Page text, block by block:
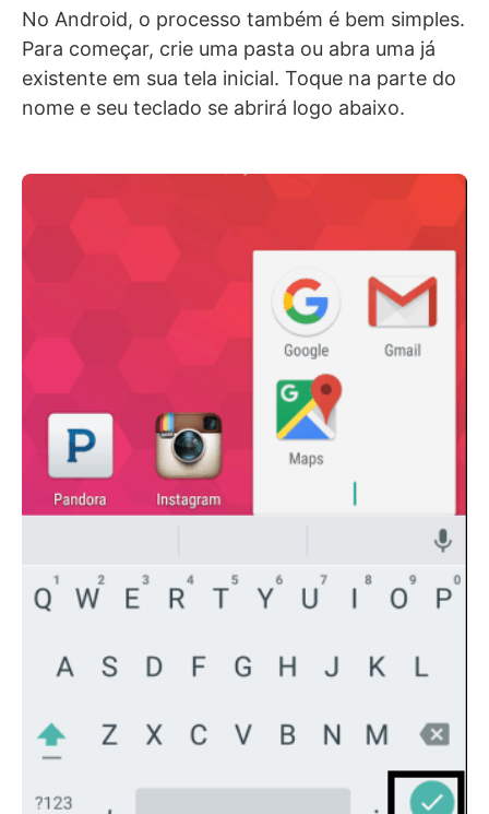
No Android, o processo também é bem simples.
Para começar, crie uma pasta ou abra uma já
existente em sua tela inicial. Toque na parte do
nome e seu teclado se abrirá logo abaixo.